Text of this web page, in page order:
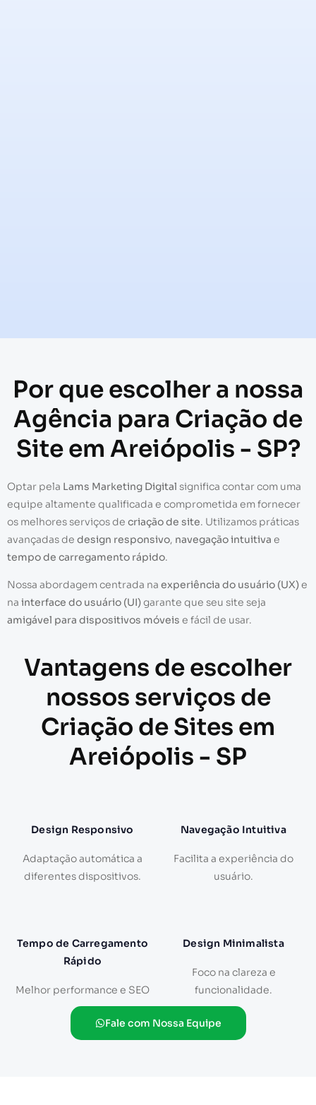
Por que escolher a nossa
Agência para Criação de
Site em Areiópolis - SP?
Optar pela Lams Marketing Digital significa contar com uma
equipe altamente qualificada e comprometida em fornecer
os melhores serviços de criação de site. Utilizamos práticas
avançadas de design responsivo, navegação intuitiva e
tempo de carregamento rápido.
Nossa abordagem centrada na experiência do usuário (UX)e
na interface do usuário (UI)garante que seu site seja
amigável para dispositivos móveis e fácil de usar.
Vantagens de escolher
nossos serviços de
Criação de Sites em
Areiópolis - SP
Design Responsivo
Adaptação automática a
diferentes dispositivos.
Navegação Intuitiva
Facilita a experiência do
usuário.
Tempo de Carregamento
Rápido
Melhor performance e SEO
Design Minimalista
Foco na clareza e
funcionalidade.
Fale com Nossa Equipe